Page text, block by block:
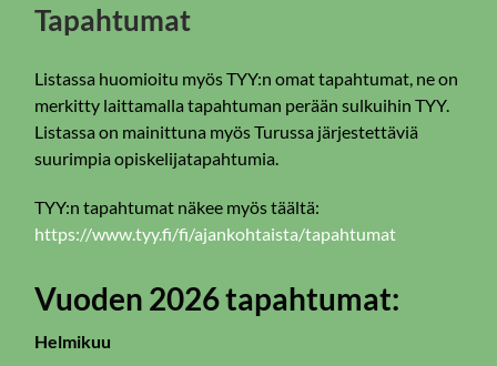
Tapahtumat
Listassa huomioitu myös TYY:n omat tapahtumat, ne on
merkitty laittamalla tapahtuman perään sulkuihin TYY.
Listassa on mainittuna myös Turussa järjestettäviä
suurimpia opiskelijatapahtumia.
TYY:n tapahtumat näkee myös täältä:
https://www.tyy.fi/fi/ajankohtaista/tapahtumat
Vuoden 2026 tapahtumat:
Helmikuu